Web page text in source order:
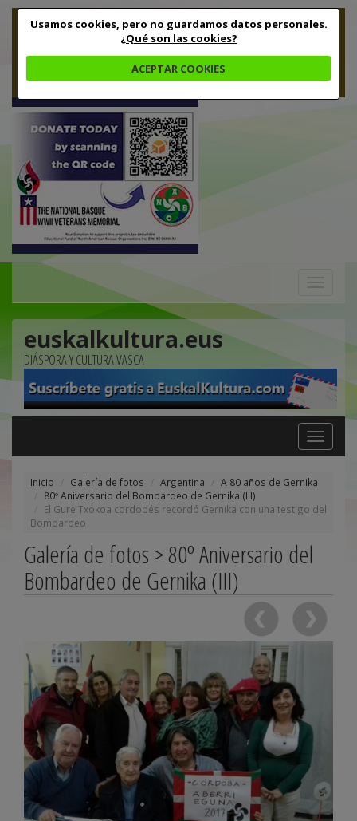
Usamos cookies, pero no guardamos datos personales.
¿Qué son las cookies?
ACEPTAR COOKIES
euskalkultura.eus
DIÁSPORA Y CULTURA VASCA
Toggle
navigation
Inicio Galería de fotos Argentina
A 80 años de Gernika
80º Aniversario del Bombardeo de Gernika (III)
El Gure Txokoa cordobés recordó Gernika con una testigo del
Bombardeo
Galería de fotos > 80º Aniversario del
Bombardeo de Gernika (III)